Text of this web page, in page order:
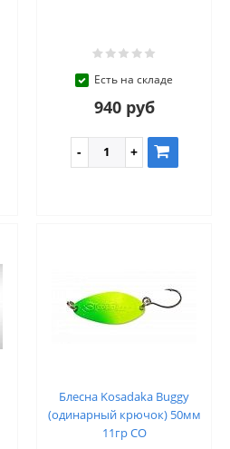
Есть на складе
940 руб
Блесна Kosadaka Buggy
(одинарный крючок) 50мм
11гр CO